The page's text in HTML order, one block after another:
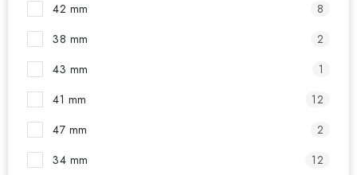
42 mm
8
38 mm
2
43 mm
1
41 mm
12
47 mm
2
34 mm
12